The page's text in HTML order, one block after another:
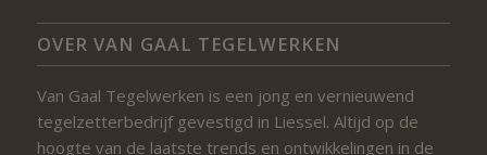
OVER VAN GAAL TEGELWERKEN
Van Gaal Tegelwerken is een jong en vernieuwend
tegelzetterbedrijf gevestigd in Liessel. Altijd op de
hoogte van de laatste trends en ontwikkelingen in de